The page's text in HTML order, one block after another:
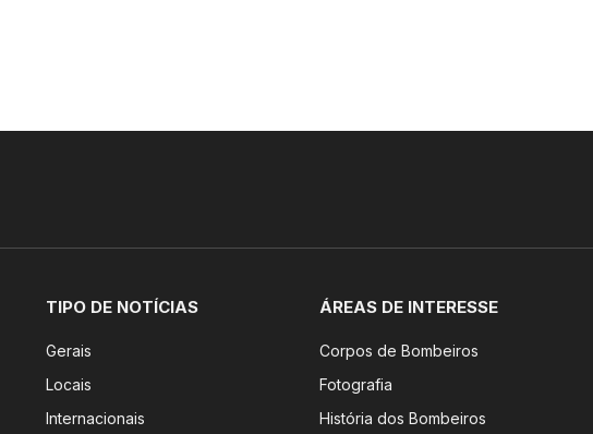
TIPO DE NOTÍCIAS
Gerais
Locais
Internacionais
ÁREAS DE INTERESSE
Corpos de Bombeiros
Fotografia
História dos Bombeiros